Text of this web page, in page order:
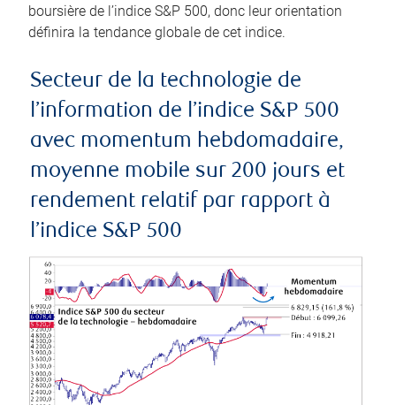
boursière de l’indice S&P 500, donc leur orientation
définira la tendance globale de cet indice.
Secteur de la technologie de
l’information de l’indice S&P 500
avec momentum hebdomadaire,
moyenne mobile sur 200 jours et
rendement relatif par rapport à
l’indice S&P 500